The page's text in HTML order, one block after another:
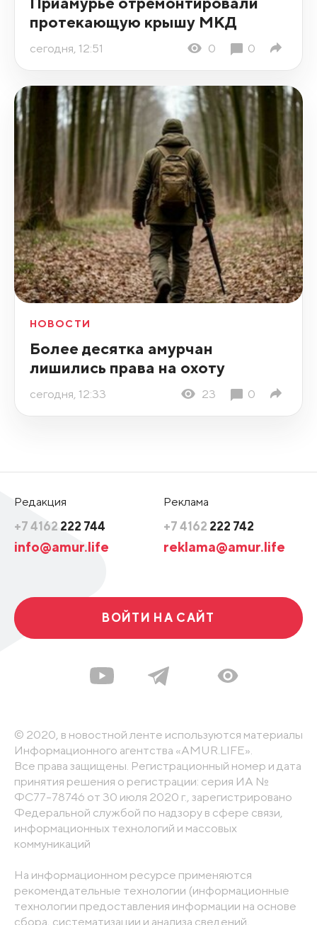
протекающую крышу МКД
сегодня, 12:51 0 0
НОВОСТИ
Более десятка амурчан
лишились права на охоту
сегодня, 12:33 23 0
Редакция
+7 4162 222 744
info@amur.life
Реклама
+7 4162 222 742
reklama@amur.life
ВОЙТИ НА САЙТ
© 2020, в новостной ленте используются материалы
Информационного агентства «AMUR.LIFE».
Все права защищены. Регистрационный номер и дата
принятия решения о регистрации: серия ИА №
ФС77-78746 от 30 июля 2020 г., зарегистрировано
Федеральной службой по надзору в сфере связи,
информационных технологий и массовых
коммуникаций
На информационном ресурсе применяются
рекомендательные технологии (информационные
технологии предоставления информации на основе
сбора, систематизации и анализа сведений,